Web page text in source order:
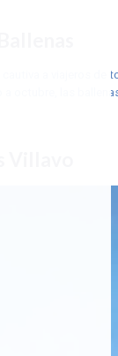
cautiva a viajeros
a octubre, las